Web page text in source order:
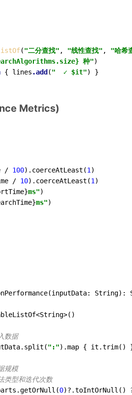
("二分查找" , "线性查找" , "哈希
种")
{ lines .add ("  ✓ $it"
Metrics)
/ 100).coerceAtLeast(1
/ 10).coerceAtLeast(1)
ms")
ms"
(inputData: String) :
数据
":").map { it.trim()
规模
型和迭代次数
0)?.toIntOrNull()